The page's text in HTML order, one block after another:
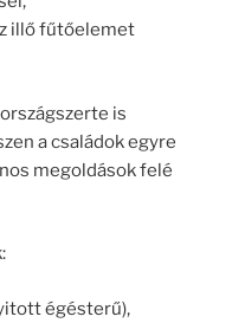
illő fűtőelemet
is
a családok egyre
megoldások felé
égésterű),